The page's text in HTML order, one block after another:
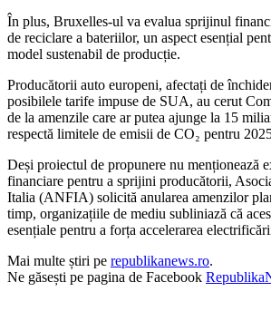
În plus, Bruxelles-ul va evalua sprijinul
de reciclare a bateriilor, un aspect esențial
model sustenabil de producție.
Producătorii auto europeni, afectați de
posibilele tarife impuse de SUA, au cerut
de la amenzile care ar putea ajunge la 15
respectă limitele de emisii de CO₂ pentru
Deși proiectul de propunere nu menționează
financiare pentru a sprijini producătorii,
Italia (ANFIA) solicită anularea amenzilor
timp, organizațiile de mediu subliniază că
esențiale pentru a forța accelerarea
Mai multe știri pe republikanews.ro.
Ne găsești pe pagina de Facebook